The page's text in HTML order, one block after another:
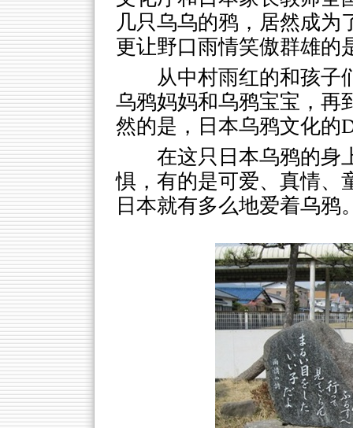
几只乌乌的鸦，居然成
更让野口雨情笑傲群雄的
从中村雨红的和孩子
乌鸦妈妈和乌鸦宝宝，再
然的是，日本乌鸦文化的
在这只日本乌鸦的身
惧，有的是可爱、真情
日本就有多么地爱着乌鸦